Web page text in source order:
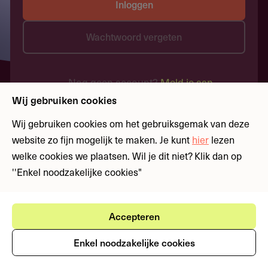
Inloggen
Wachtwoord vergeten
Nog geen account?Meld je aan
Wij gebruiken cookies
Wij gebruiken cookies om het gebruiksgemak van deze
website zo fijn mogelijk te maken. Je kunt hier lezen
welke cookies we plaatsen. Wil je dit niet? Klik dan op
''Enkel noodzakelijke cookies"
Accepteren
Enkel noodzakelijke cookies